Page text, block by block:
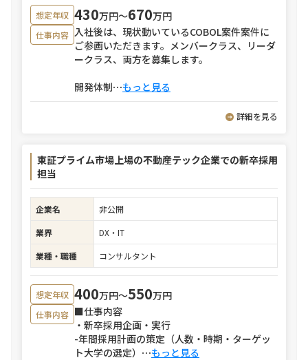
想定年収 430万円〜670万円
仕事内容 入社後は、現状動いているCOBOL案件案件に
ご参画いただきます。メンバークラス、リーダ
ークラス、両方を募集します。
開発体制⋯もっと見る
詳細を見る
東証プライム市場上場の不動産テック企業での新卒採用
担当
企業名
非公開
業界
DX・IT
業種・職種
コンサルタント
想定年収 400万円〜550万円
仕事内容 ■仕事内容
・新卒採用企画・実行
-年間採用計画の策定（人数・時期・ターゲッ
ト大学の選定） ⋯もっと見る